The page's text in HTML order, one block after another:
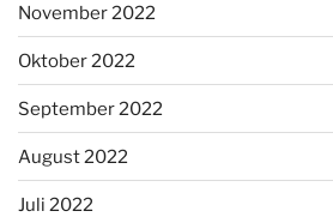
November 2022
Oktober 2022
September 2022
August 2022
Juli 2022